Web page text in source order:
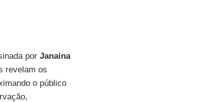
por Janaina
revelam os
o público